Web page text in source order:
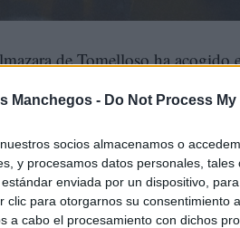
Manchegos - Do Not Process
socios almacenamos o
y procesamos datos personales,
enviada por un dispositivo,
clic para otorgarnos su consentimiento
a cabo el procesamiento con dichos
de Tomelloso ha acogido
Dual Cooperativa
, un
en Castilla-La Mancha.